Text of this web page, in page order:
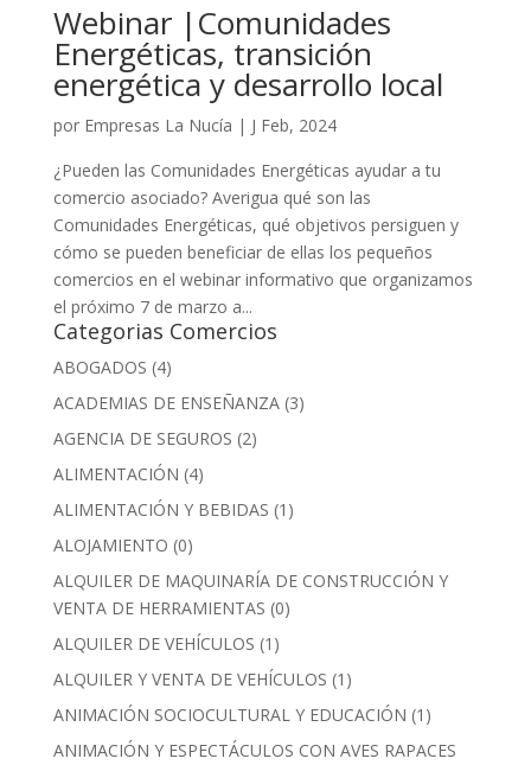
Webinar |Comunidades
Energéticas, transición
energética y desarrollo local
por Empresas La Nucía | J Feb, 2024
¿Pueden las Comunidades Energéticas ayudar a tu
comercio asociado? Averigua qué son las
Comunidades Energéticas, qué objetivos persiguen y
cómo se pueden beneficiar de ellas los pequeños
comercios en el webinar informativo que organizamos
el próximo 7 de marzo a...
Categorias Comercios
ABOGADOS (4)
ACADEMIAS DE ENSEÑANZA(3)
AGENCIA DE SEGUROS (2)
ALIMENTACIÓN (4)
ALIMENTACIÓN Y BEBIDAS (1)
ALOJAMIENTO (0)
ALQUILER DE MAQUINARÍA DE CONSTRUCCIÓN Y
VENTA DE HERRAMIENTAS (0)
ALQUILER DE VEHÍCULOS (1)
ALQUILER Y VENTA DE VEHÍCULOS (1)
ANIMACIÓN SOCIOCULTURAL Y EDUCACIÓN (1)
ANIMACIÓN Y ESPECTÁCULOS CON AVES RAPACES